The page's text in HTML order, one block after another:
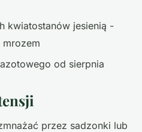
kwiatostanów jesienią -
od sierpnia
przez sadzonki lub